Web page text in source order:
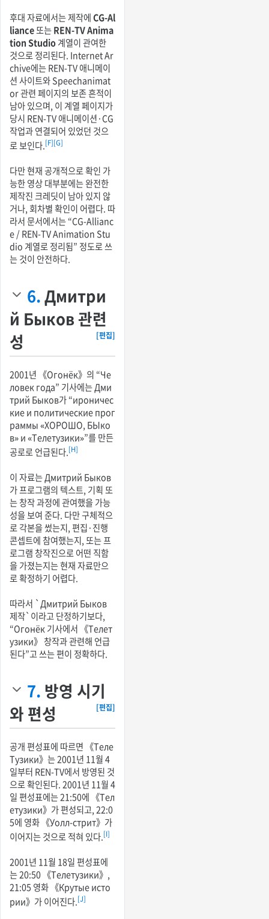
후대 자료에서는 제작에CG-Al
liance또는REN-TV Anima
tion Studio계열이 관여한
것으로 정리된다. Internet Ar
chive에는 REN-TV 애니메이
션 사이트와 Speechanimat
or 관련 페이지의 보존 흔적이
남아 있으며, 이 계열 페이지가
당시 REN-TV 애니메이션·CG
작업과 연결되어 있었던 것으
로 보인다.[F][G]
다만 현재 공개적으로 확인 가
능한 영상 대부분에는 완전한
제작진 크레딧이 남아 있지 않
거나, 회차별 확인이 어렵다. 따
라서 문서에서는 “CG-Allianc
e / REN-TV Animation Stu
dio 계열로 정리됨” 정도로 쓰
는 것이 안전하다.
6.Дмитри
й Быков 관련
성
[편집]
2001년 《Огонёк》의 “Че
ловек года” 기사에는 Дми
трий Быков가 “ироничес
кие и политические прог
раммы «ХОРОШО, БЫко
в» и «Телетузики»”를 만든
공로로 언급된다.[H]
이 자료는 Дмитрий Быков
가 프로그램의 텍스트, 기획 또
는 창작 과정에 관여했을 가능
성을 보여 준다. 다만 구체적으
로 각본을 썼는지, 편집·진행
콘셉트에 참여했는지, 또는 프
로그램 창작진으로 어떤 직함
을 가졌는지는 현재 자료만으
로 확정하기 어렵다.
따라서 `Дмитрий Быков
제작`이라고 단정하기보다,
“Огонёк 기사에서 《Телет
узики》 창작과 관련해 언급
된다”고 쓰는 편이 정확하다.
7. 방영 시기
와 편성
[편집]
공개 편성표에 따르면 《Теле
Тузики》는 2001년 11월 4
일부터 REN-TV에서 방영된 것
으로 확인된다. 2001년 11월 4
일 편성표에는 21:50에 《Тел
етузики》가 편성되고, 22:0
5에 영화 《Уолл-стрит》가
이어지는 것으로 적혀 있다.[I]
2001년 11월 18일 편성표에
는 20:50 《Телетузики》,
21:05 영화 《Крутые исто
рии》가 이어진다.[J]